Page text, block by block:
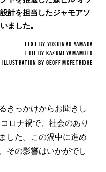
計を担当したジャモアソ
ました。
TEXT BY YOSHINAO YAMADA
EDIT BY KAZUMI YAMAMOTO
illustration by Geoff McFetridge
っかけからお聞きし
ロナ禍で、社会のあり
した。この渦中に進め
その影響はいかがでし